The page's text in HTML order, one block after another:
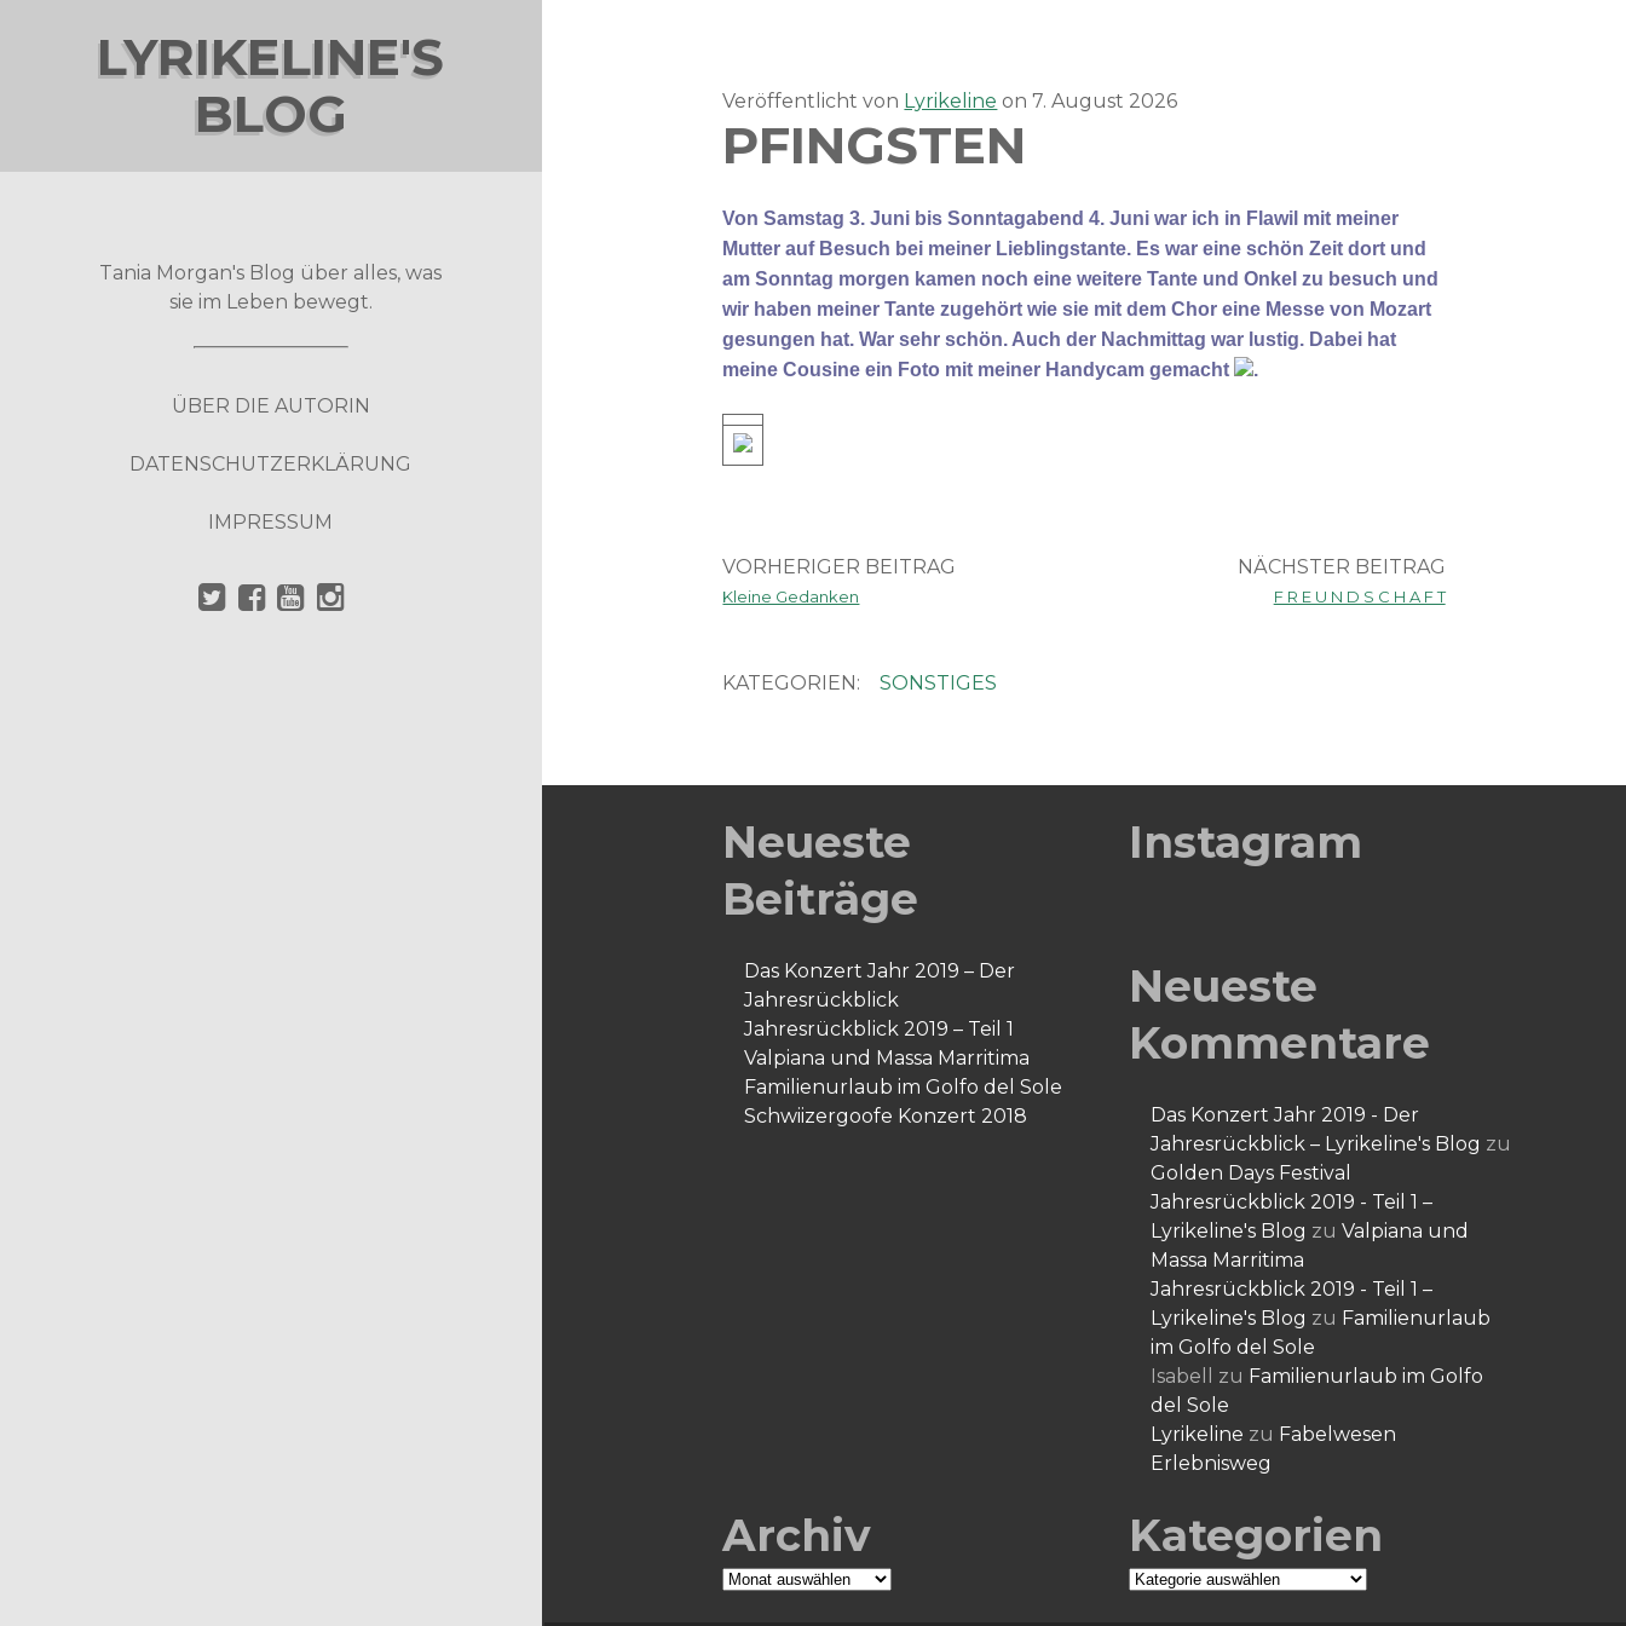
LYRIKELINE'S
BLOG
Tania Morgan's Blog über alles, was
sie im Leben bewegt.
ÜBER DIE AUTORIN
DATENSCHUTZERKLÄRUNG
IMPRESSUM
Veröffentlicht von Lyrikeline on7. August 2026
PFINGSTEN
Von Samstag 3. Juni bis Sonntagabend 4. Juni war ich in Flawil mit meiner
Mutter auf Besuch bei meiner Lieblingstante. Es war eine schön Zeit dort und
am Sonntag morgen kamen noch eine weitere Tante und Onkel zu besuch und
wir haben meiner Tante zugehört wie sie mit dem Chor eine Messe von Mozart
gesungen hat. War sehr schön. Auch der Nachmittag war lustig. Dabei hat
meine Cousine ein Foto mit meiner Handycam gemacht
.
VORHERIGER BEITRAG
Kleine Gedanken
NÄCHSTER BEITRAG
F R E U N D S C H A F T
KATEGORIEN: SONSTIGES
Neueste
Beiträge
Das Konzert Jahr 2019 – Der
Jahresrückblick
Jahresrückblick 2019 – Teil 1
Valpiana und Massa Marritima
Familienurlaub im Golfo del Sole
Schwiizergoofe Konzert 2018
Instagram
Neueste
Kommentare
Das Konzert Jahr 2019 - Der
Jahresrückblick – Lyrikeline's Blog zu
Golden Days Festival
Jahresrückblick 2019 - Teil 1 –
Lyrikeline's Blog zuValpiana und
Massa Marritima
Jahresrückblick 2019 - Teil 1 –
Lyrikeline's Blog zu Familienurlaub
im Golfo del Sole
Isabell
zu Familienurlaub im Golfo
del Sole
Lyrikeline zu Fabelwesen
Erlebnisweg
Archiv
Archiv
Kategorien
Kategorien